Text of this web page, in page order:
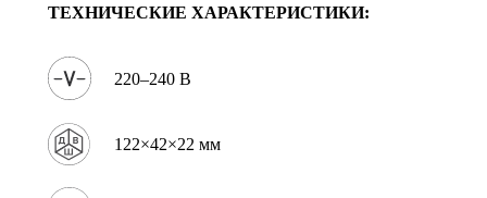
ТЕХНИЧЕСКИЕ ХАРАКТЕРИСТИКИ:
220–240 В
122×42×22 мм